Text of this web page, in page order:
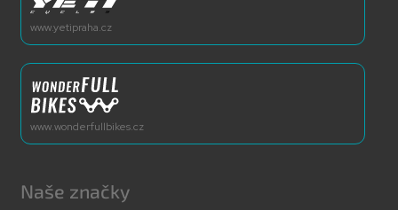
www.yetipraha.cz
www.wonderfullbikes.cz
Naše značky